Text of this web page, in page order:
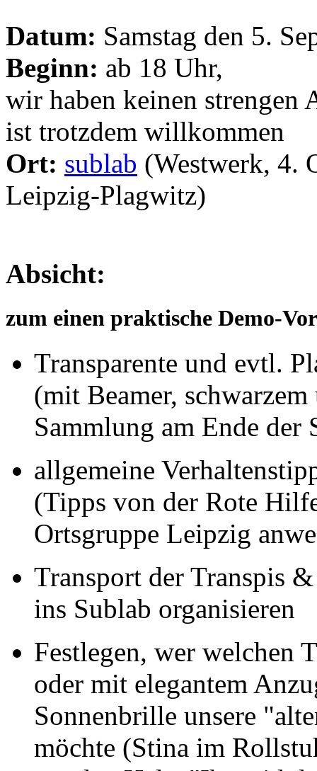
Datum: Samstag den 5.
Beginn: ab 18 Uhr,
wir haben keinen strengen
ist trotzdem willkommen
Ort: sublab (Westwerk, 4.
Leipzig-Plagwitz)
Absicht:
zum einen praktische Demo-
Transparente und evtl.
(mit Beamer,
Sammlung am Ende der
allgemeine
(Tipps von der Rote
Ortsgruppe Leipzig
Transport der Transpis
ins Sublab organisieren
Festlegen, wer welchen
oder mit elegantem
Sonnenbrille unsere
möchte (Stina im